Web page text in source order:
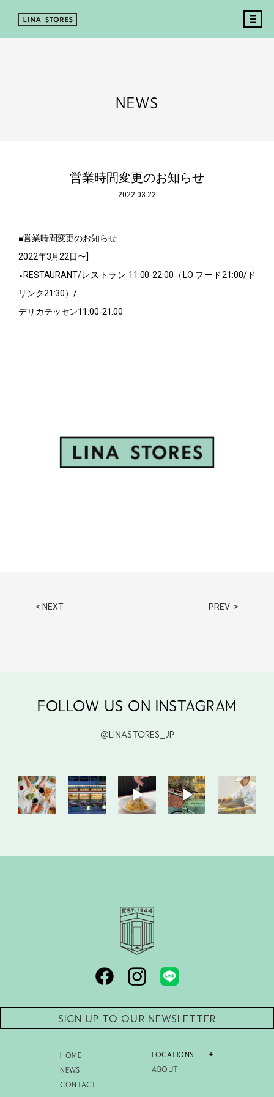
NEWS
営業時間変更のお知らせ
2022-03-22
■営業時間変更のお知らせ
2022年3月22日〜]
⬩RESTAURANT/レストラン 11:00-22:00（LO フード21:00/ド
リンク21:30）/
デリカテッセン11:00-21:00
< NEXT PREV >
FOLLOW US ON INSTAGRAM
@LINASTORES_JP
SIGN UP TO OUR NEWSLETTER
HOME
NEWS
CONTACT
LOCATIONS
ABOUT